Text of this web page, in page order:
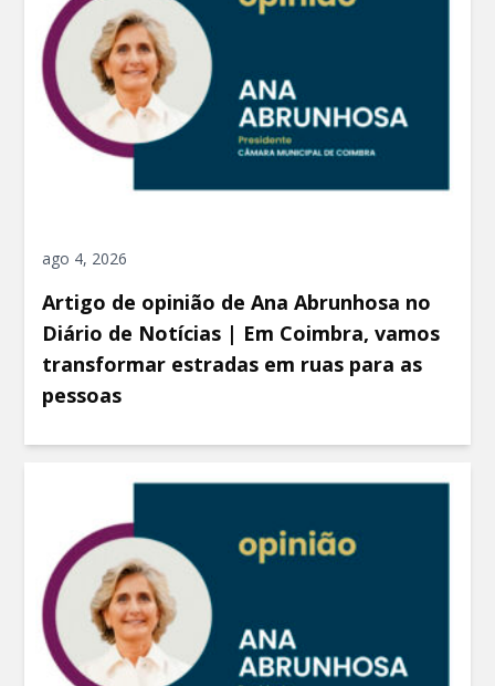
ago 4, 2026
Artigo de opinião de Ana Abrunhosa no
Diário de Notícias | Em Coimbra, vamos
transformar estradas em ruas para as
pessoas